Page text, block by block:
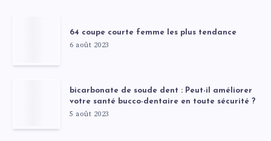
64 coupe courte femme les plus tendance
6 août 2023
bicarbonate de soude dent : Peut-il améliorer
votre santé bucco-dentaire en toute sécurité ?
5 août 2023